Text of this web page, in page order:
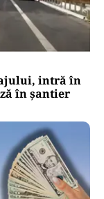
intră în
în șantier